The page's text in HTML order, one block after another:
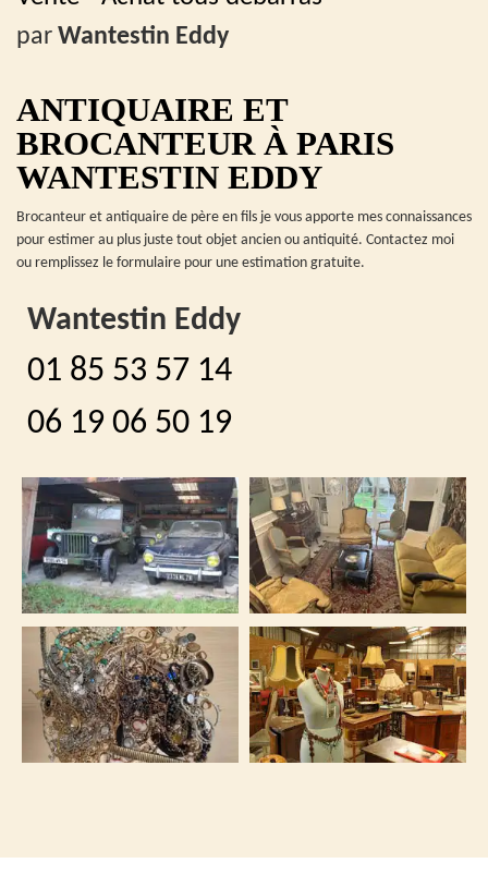
par Wantestin Eddy
ANTIQUAIRE ET
BROCANTEUR À PARIS
WANTESTIN EDDY
Brocanteur et antiquaire de père en fils je vous apporte mes connaissances
pour estimer au plus juste tout objet ancien ou antiquité. Contactez moi
ou remplissez le formulaire pour une estimation gratuite.
Wantestin Eddy
01 85 53 57 14
06 19 06 50 19